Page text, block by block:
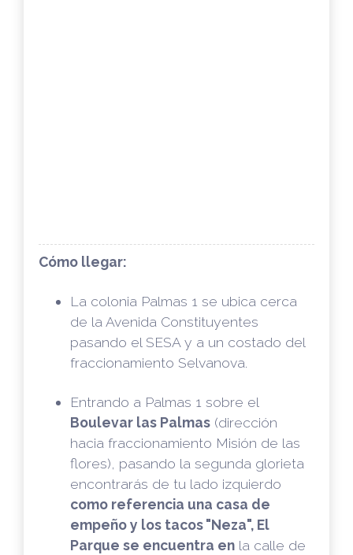
Cómo llegar:
La colonia Palmas 1 se ubica cerca
de la Avenida Constituyentes
pasando el SESA y a un costado del
fraccionamiento Selvanova.
Entrando a Palmas 1 sobre el
Boulevar las Palmas (dirección
hacia fraccionamiento Misión de las
flores), pasando la segunda glorieta
encontrarás de tu lado izquierdo
como referencia una casa de
empeño y los tacos "Neza", El
Parque se encuentra en la calle de